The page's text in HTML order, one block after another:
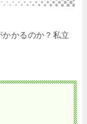
かるのか？私立